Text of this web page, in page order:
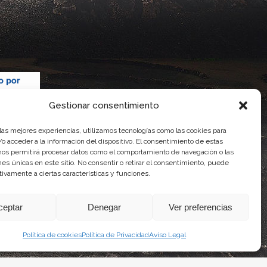
Gestionar consentimiento
mejores experiencias, utilizamos tecnologías como las cookies para
acceder a la información del dispositivo. El consentimiento de estas
permitirá procesar datos como el comportamiento de navegación o las
únicas en este sitio. No consentir o retirar el consentimiento, puede
a ciertas características y funciones.
Denegar Ver preferencias
Política de cookiesPolítica de PrivacidadAviso Legal
de Canarias